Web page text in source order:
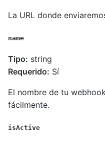
La URL donde
name
Tipo: string
Requerido: Sí
El nombre de tu
fácilmente.
isActive